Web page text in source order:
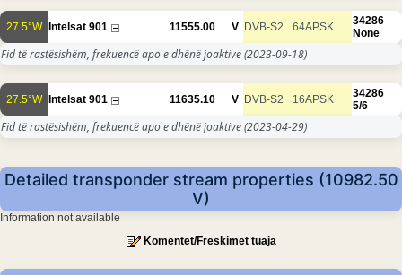
27.5°W Intelsat 901 11555.00 V DVB-S2 64APSK
34286
None
Fid të rastësishëm, frekuencë apo e dhënë joaktive(2023-09-18)
27.5°W Intelsat 901 11635.10 V DVB-S2 16APSK
34286
5/6
Fid të rastësishëm, frekuencë apo e dhënë joaktive(2023-04-29)
Detailed transponder stream properties (10982.50
V)
Information not available
Komentet/Freskimet tuaja